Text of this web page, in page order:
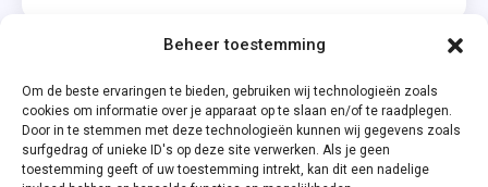
Beheer toestemming
Om de beste ervaringen te bieden, gebruiken wij technologieën zoals
cookies om informatie over je apparaat op te slaan en/of te raadplegen.
Door in te stemmen met deze technologieën kunnen wij gegevens zoals
surfgedrag of unieke ID's op deze site verwerken. Als je geen
toestemming geeft of uw toestemming intrekt, kan dit een nadelige